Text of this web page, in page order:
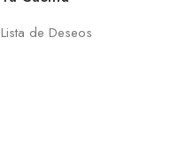
Lista de Deseos